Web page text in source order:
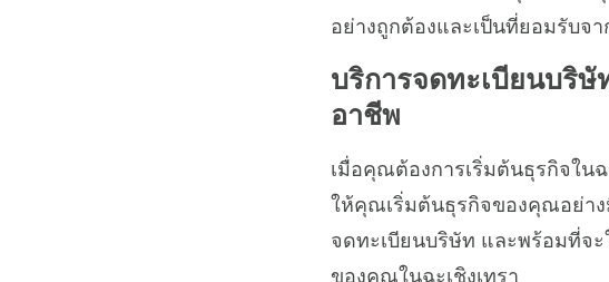
อย่างถูกต้องและเป็นที่ยอมรับจา
บริการจดทะเบียนบริษั
อาชีพ
เมื่อคุณต้องการเริ่มต้นธุรกิจในฉ
ให้คุณเริ่มต้นธุรกิจของคุณอย่าง
จดทะเบียนบริษัท และพร้อมที่จ
ของคุณในฉะเชิงเทรา